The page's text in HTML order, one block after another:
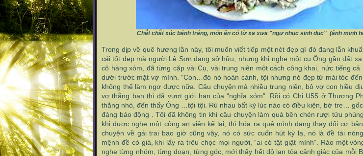
Chắt chắt xúc bánh tráng, món ăn có từ xa xưa "ngư nhục sinh dục" (ảnh minh
Trong dịp về quê hương lần này, tôi muốn viết tiếp một nét đẹp gì đó đang lẫn
cái tốt đẹp mà người Lệ Sơn đang sở hữu, nhưng khi nghe một cụ Ông gần đất
cô hàng xóm, đã từng cặp vài Cụ, vài trung niên một cách công khai, nức tiếng cả
dưới trước mặt vợ mình. "Con…đó nó hoàn cảnh, tội nhưng nó đẹp từ mái tóc
không thể làm ngơ được nữa. Câu chuyện mà nhiều trung niên, bỏ vợ con hiều
vợ thằng bạn thì đã vượt giới hạn của “nghĩa xóm”. Rồi có Chị U55 ở Thượng
thằng nhỏ, đến thấy Ông …tội tội. Rủ nhau bất kỳ lúc nào có điều kiện, bờ tre…
đáng báo động . Tôi đã không tin khi câu chuyện làm quà bên chén rượi tửu
khi được nghe một công an viên kể lại, thì hóa ra quê mình đang thay đổi cơ
chuyện về gái trai bao giờ cũng vậy, nó có sức cuốn hút kỳ lạ, nó là đề tài
mệnh đề có giá, khi lấy ra trêu chọc mọi người, “ai có tật giật mình”. Rảo một
nghe từng nhóm, từng đoạn, từng góc, mới thấy hết độ lan tỏa cảnh giác của mỗi